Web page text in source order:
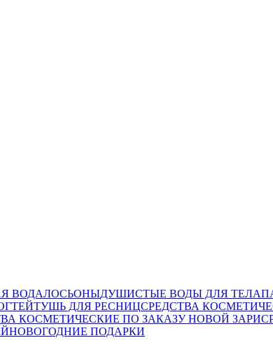
ВОДАЛОСЬОНЫДУШИСТЫЕ ВОДЫ ДЛЯ ТЕЛА
ТУШЬ ДЛЯ РЕСНИЦСРЕДСТВА
КОСМЕТИЧЕСКИЕ ПО ЗАКАЗУ НОВОЙ ЗАРИ
НОВОГОДНИЕ ПОДАРКИ